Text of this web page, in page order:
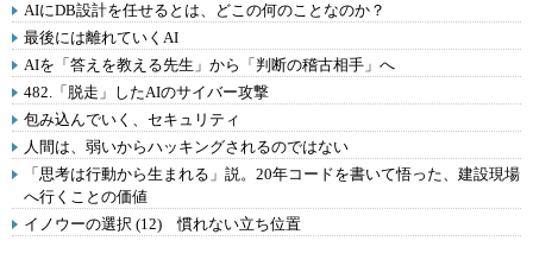
AIにDB設計を任せるとは、どこの何のことなのか？
最後には離れていくAI
AIを「答えを教える先生」から「判断の稽古相手」へ
482.「脱走」したAIのサイバー攻撃
包み込んでいく、セキュリティ
人間は、弱いからハッキングされるのではない
「思考は行動から生まれる」説。20年コードを書いて悟った、建設現場
へ行くことの価値
イノウーの選択 (12) 慣れない立ち位置